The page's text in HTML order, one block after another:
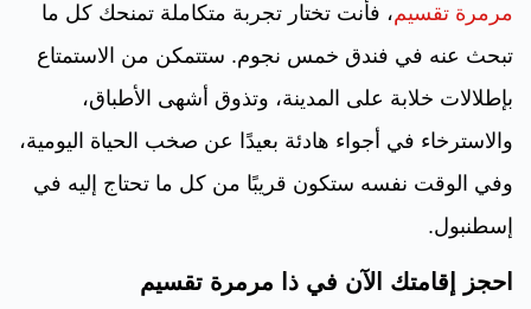
مرمرة تقسيم، فأنت تختار تجربة متكاملة تمنحك كل ما
تبحث عنه في فندق خمس نجوم. ستتمكن من الاستمتاع
بإطلالات خلابة على المدينة، وتذوق أشهى الأطباق،
والاسترخاء في أجواء هادئة بعيدًا عن صخب الحياة اليومية،
وفي الوقت نفسه ستكون قريبًا من كل ما تحتاج إليه في
إسطنبول.
احجز إقامتك الآن في ذا مرمرة تقسيم